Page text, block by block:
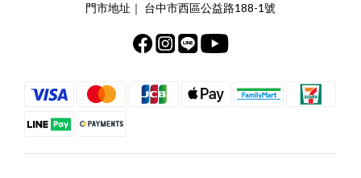
門市地址｜ 台中市西區公益路188-1號